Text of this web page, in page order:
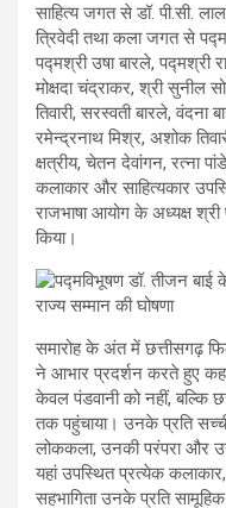
साहित्य जगत से डॉ. पी.सी.
त्रिवेदी तथा कला जगत से
पद्मश्री उषा बारले, पद्मश्री
मोक्षदा चंद्राकर, श्री सुनील
तिवारी, सरस्वती बारले, वंदना
रमेन्द्रनाथ मिश्र, अशोक
क्षत्रीय, चेतन देवांगन, रत्ना
कलाकार और साहित्यकार
राजभाषा आयोग के अध्यक्ष
किया।
समारोह के अंत में छत्तीसगढ़
ने आभार प्रदर्शन करते हुए
केवल पंडवानी को नहीं, बल्कि
तक पहुंचाया। उनके प्रति
लोककला, उनकी परंपरा और
यहां उपस्थित प्रत्येक
सहभागिता उनके प्रति